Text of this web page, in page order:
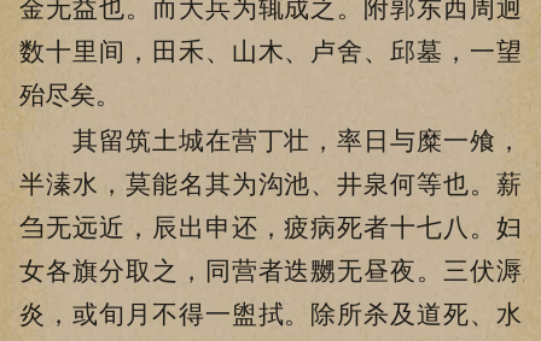
金无益也。而大兵为辄成之。附郭东西周迥
数十里间，田禾、山木、卢舍、邱墓，一望
殆尽矣。
其留筑土城在营丁壮，率日与糜一飧，
半溱水，莫能名其为沟池、井泉何等也。薪
刍无远近，辰出申还，疲病死者十七八。妇
女各旗分取之，同营者迭嬲无昼夜。三伏溽
炎，或旬月不得一盥拭。除所杀及道死、水